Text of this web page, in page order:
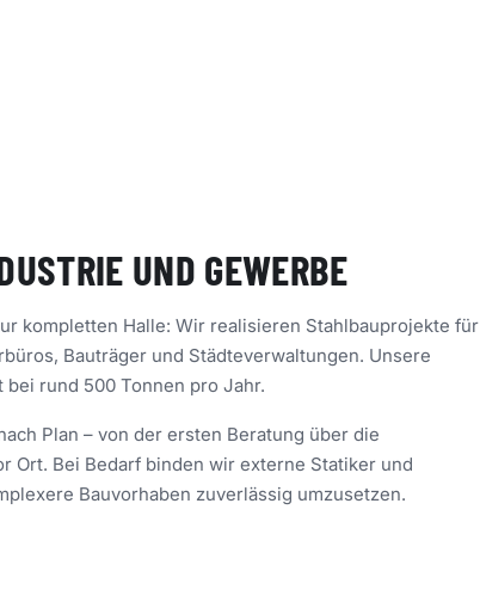
UND GEWERBE
kompletten Halle: Wir realisieren Stahlbauprojekte für
Bauträger und Städteverwaltungen. Unsere
rund 500 Tonnen pro Jahr.
Plan – von der ersten Beratung über die
Ort. Bei Bedarf binden wir externe Statiker und
Bauvorhaben zuverlässig umzusetzen.